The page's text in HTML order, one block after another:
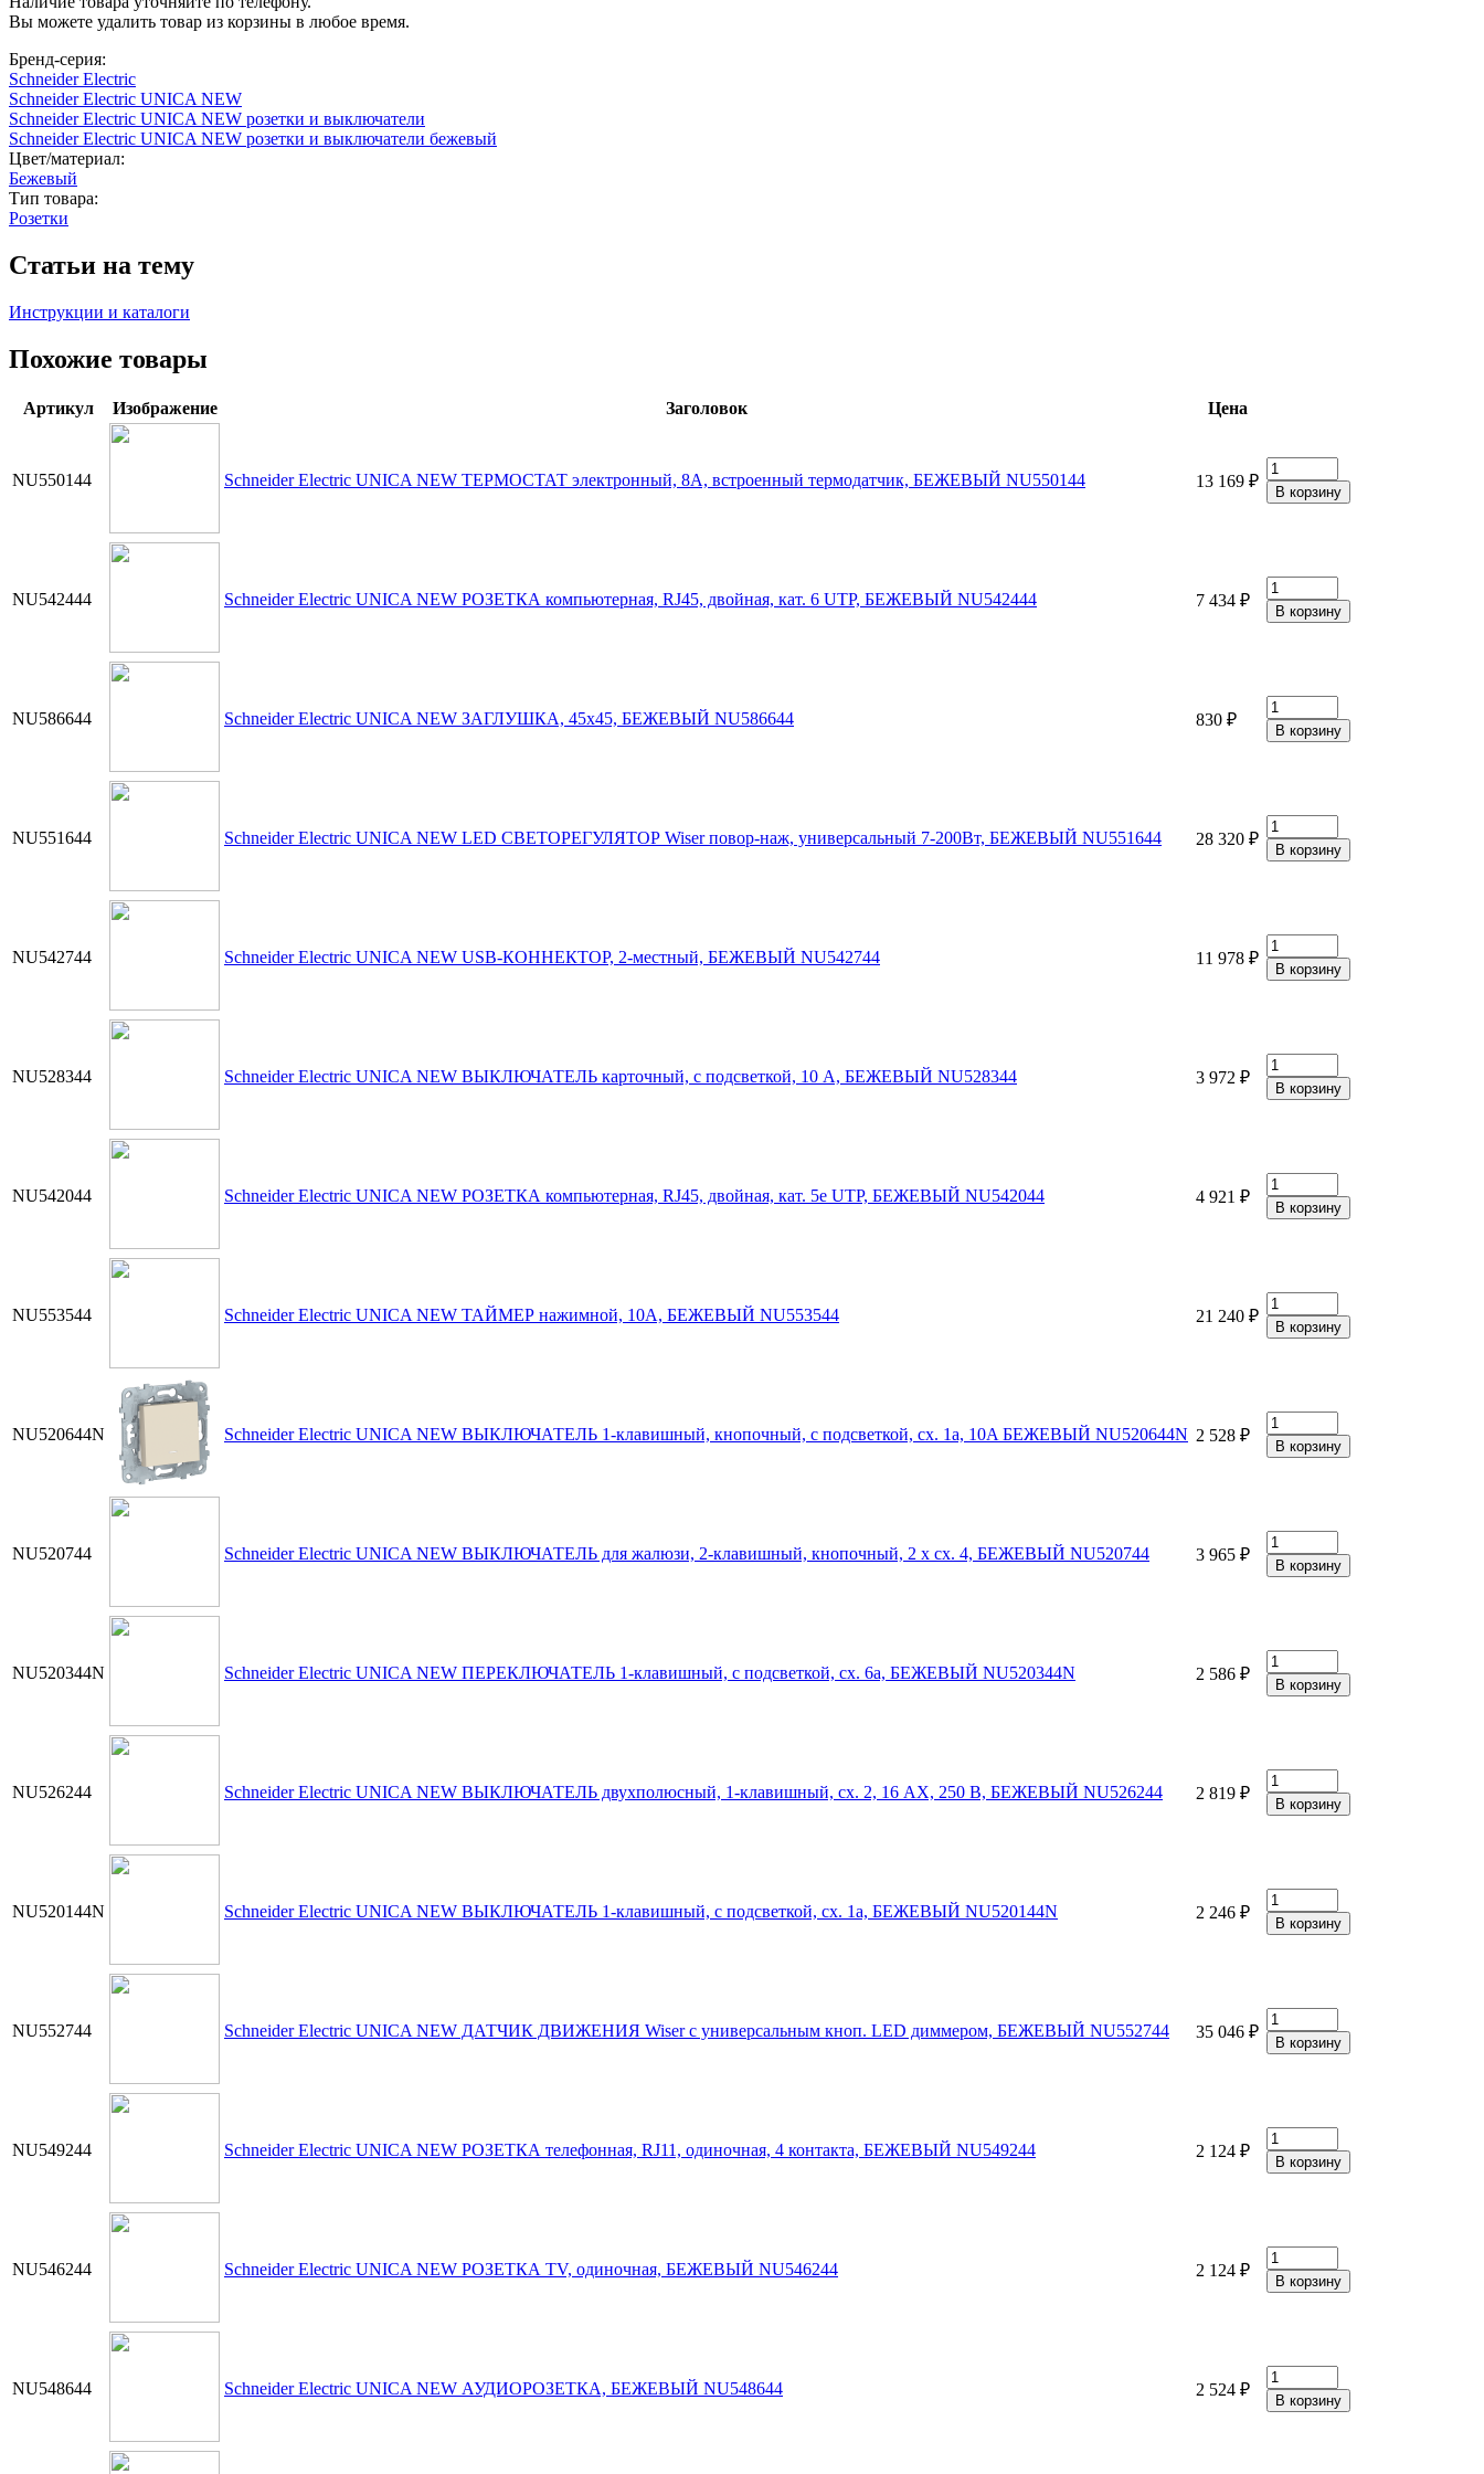
Вы можете удалить товар из корзины в любое время.
Бренд-серия:
Schneider Electric
Schneider Electric UNICA NEW
Schneider Electric UNICA NEW розетки и выключатели
Schneider Electric UNICA NEW розетки и выключатели бежевый
Цвет/материал:
Бежевый
Тип товара:
Розетки
Статьи на тему
Инструкции и каталоги
Похожие товары
Артикул Изображение Заголовок Цена
NU550144 Schneider Electric UNICA NEW ТЕРМОСТАТ электронный, 8А, встроенный термодатчик, БЕЖЕВЫЙ NU550144 13 169 ₽
NU542444 Schneider Electric UNICA NEW РОЗЕТКА компьютерная, RJ45, двойная, кат. 6 UTP, БЕЖЕВЫЙ NU542444 7 434 ₽
NU586644 Schneider Electric UNICA NEW ЗАГЛУШКА, 45х45, БЕЖЕВЫЙ NU586644 830 ₽
NU551644 Schneider Electric UNICA NEW LED СВЕТОРЕГУЛЯТОР Wiser повор-наж, универсальный 7-200Вт, БЕЖЕВЫЙ NU551644 28 320 ₽
NU542744 Schneider Electric UNICA NEW USB-КОННЕКТОР, 2-местный, БЕЖЕВЫЙ NU542744 11 978 ₽
NU528344 Schneider Electric UNICA NEW ВЫКЛЮЧАТЕЛЬ карточный, с подсветкой, 10 А, БЕЖЕВЫЙ NU528344 3 972 ₽
NU542044 Schneider Electric UNICA NEW РОЗЕТКА компьютерная, RJ45, двойная, кат. 5е UTP, БЕЖЕВЫЙ NU542044 4 921 ₽
NU553544 Schneider Electric UNICA NEW ТАЙМЕР нажимной, 10А, БЕЖЕВЫЙ NU553544 21 240 ₽
NU520644N Schneider Electric UNICA NEW ВЫКЛЮЧАТЕЛЬ 1-клавишный, кнопочный, с подсветкой, сх. 1а, 10A БЕЖЕВЫЙ NU520644N 2 528 ₽
NU520744 Schneider Electric UNICA NEW ВЫКЛЮЧАТЕЛЬ для жалюзи, 2-клавишный, кнопочный, 2 х сх. 4, БЕЖЕВЫЙ NU520744 3 965 ₽
NU520344N Schneider Electric UNICA NEW ПЕРЕКЛЮЧАТЕЛЬ 1-клавишный, с подсветкой, сх. 6а, БЕЖЕВЫЙ NU520344N 2 586 ₽
NU526244 Schneider Electric UNICA NEW ВЫКЛЮЧАТЕЛЬ двухполюсный, 1-клавишный, сх. 2, 16 AX, 250 В, БЕЖЕВЫЙ NU526244 2 819 ₽
NU520144N Schneider Electric UNICA NEW ВЫКЛЮЧАТЕЛЬ 1-клавишный, с подсветкой, сх. 1а, БЕЖЕВЫЙ NU520144N 2 246 ₽
NU552744 Schneider Electric UNICA NEW ДАТЧИК ДВИЖЕНИЯ Wiser c универсальным кноп. LED диммером, БЕЖЕВЫЙ NU552744 35 046 ₽
NU549244 Schneider Electric UNICA NEW РОЗЕТКА телефонная, RJ11, одиночная, 4 контакта, БЕЖЕВЫЙ NU549244 2 124 ₽
NU546244 Schneider Electric UNICA NEW РОЗЕТКА TV, одиночная, БЕЖЕВЫЙ NU546244 2 124 ₽
NU548644 Schneider Electric UNICA NEW АУДИОРОЗЕТКА, БЕЖЕВЫЙ NU548644 2 524 ₽